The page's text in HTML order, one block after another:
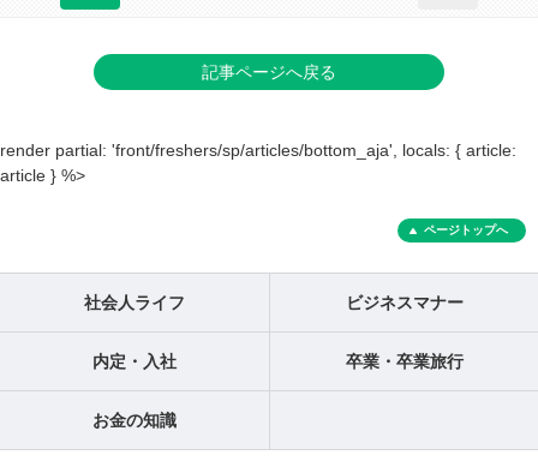
記事ページへ戻る
render partial: 'front/freshers/sp/articles/bottom_aja', locals: { article:
article } %>
ページトップへ
社会人ライフ ビジネスマナー
内定・入社 卒業・卒業旅行
お金の知識